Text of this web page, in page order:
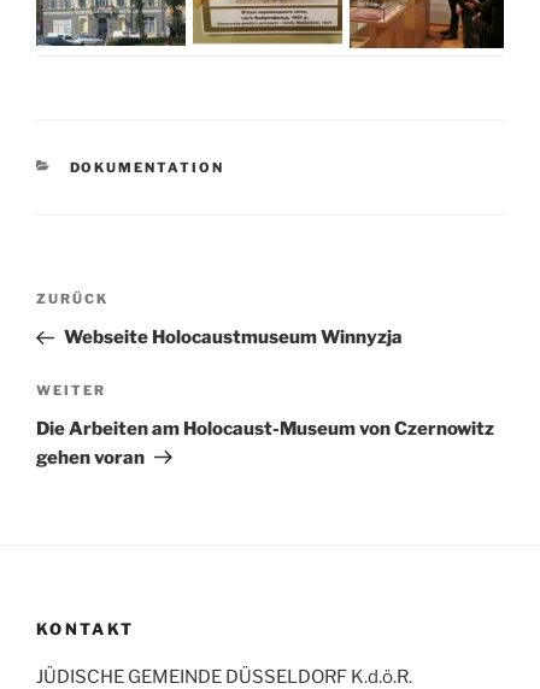
KATEGORIEN
DOKUMENTATION
Beitragsnavigation
Vorheriger
Beitrag
ZURÜCK
Webseite Holocaustmuseum Winnyzja
Nächster
Beitrag
WEITER
Die Arbeiten am Holocaust-Museum von Czernowitz
gehen voran
KONTAKT
JÜDISCHE GEMEINDE DÜSSELDORF K.d.ö.R.